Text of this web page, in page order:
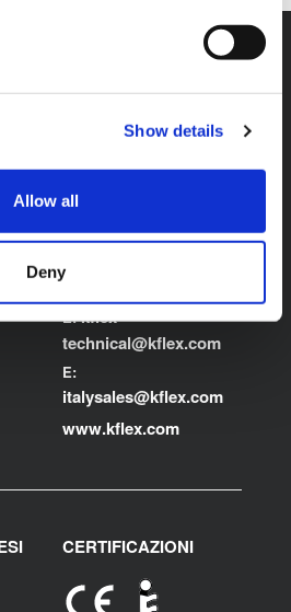
Show details
Allow all
Deny
HEADQUARTER
L'ISOLANTE K-FLEX
S.p.A.
20877
E:kflex-
technical@kflex.com
E:
italysales@kflex.com
www.kflex.com
CERTIFICAZIONI